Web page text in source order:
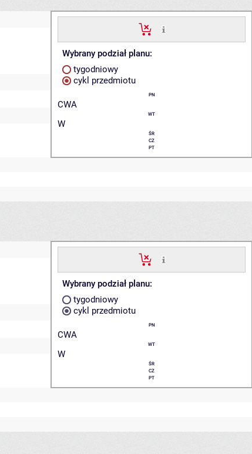
Wybrany podział planu:
tygodniowy
cykl przedmiotu
PN
CWA
WT
W
ŚR
CZ
PT
Wybrany podział planu:
tygodniowy
cykl przedmiotu
PN
CWA
WT
W
ŚR
CZ
PT